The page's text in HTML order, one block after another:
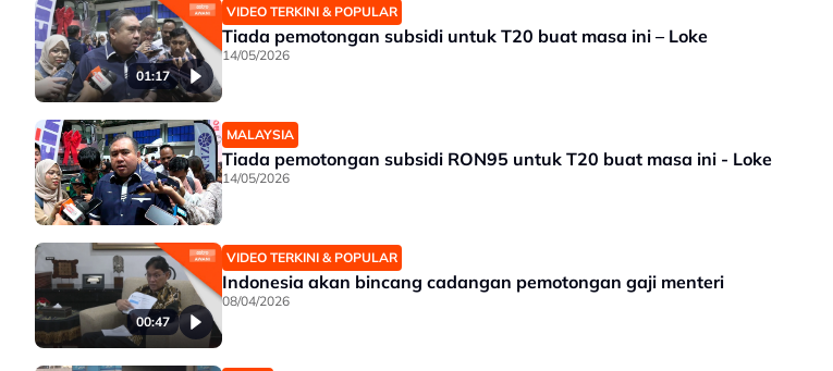
01:17
VIDEO TERKINI & POPULAR
Tiada pemotongan subsidi untuk T20 buat masa ini – Loke
14/05/2026
MALAYSIA
Tiada pemotongan subsidi RON95 untuk T20 buat masa ini - Loke
14/05/2026
00:47
VIDEO TERKINI & POPULAR
Indonesia akan bincang cadangan pemotongan gaji menteri
08/04/2026